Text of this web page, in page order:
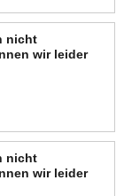
nicht
wir leider
nicht
wir leider